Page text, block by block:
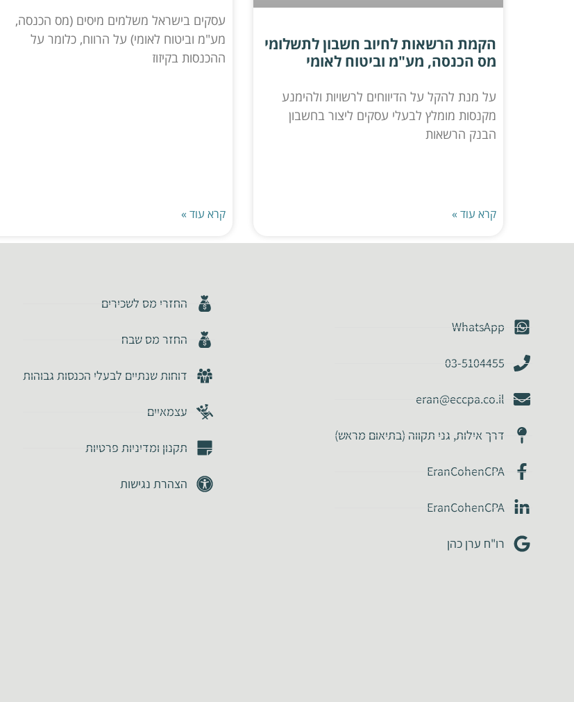
הקמת הרשאות לחיוב חשבון לתשלומי
מס הכנסה, מע"מ וביטוח לאומי
על מנת להקל על הדיווחים לרשויות ולהימנע
מקנסות מומלץ לבעלי עסקים ליצור בחשבון
הבנק הרשאות
קרא עוד »
עסקים בישראל משלמים מיסים (מס הכנסה,
מע"מ וביטוח לאומי) על הרווח, כלומר על
ההכנסות בקיזוז
קרא עוד »
החזרי מס לשכירים
החזר מס שבח
דוחות שנתיים לבעלי הכנסות גבוהות
עצמאיים
תקנון ומדיניות פרטיות
הצהרת נגישות
WhatsApp
03-5104455
eran@eccpa.co.il
דרך אילות, גני תקווה (בתיאום מראש)
EranCohenCPA
EranCohenCPA
רו"ח ערן כהן